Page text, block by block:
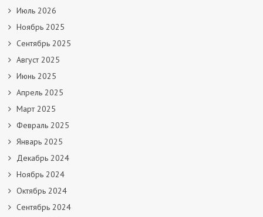
Июль 2026
Ноябрь 2025
Сентябрь 2025
Август 2025
Июнь 2025
Апрель 2025
Март 2025
Февраль 2025
Январь 2025
Декабрь 2024
Ноябрь 2024
Октябрь 2024
Сентябрь 2024